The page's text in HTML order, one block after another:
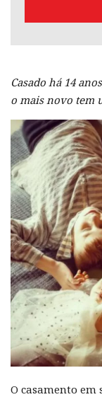
Casado há 14
o mais novo tem
O casamento